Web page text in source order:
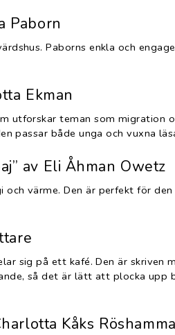
Paborn
Paborns enkla och
Ekman
utforskar teman som migration
passar både unga och vuxna
av Eli Åhman Owetz
värme. Den är perfekt för
sig på ett kafé. Den är
så det är lätt att plocka upp
Kåks